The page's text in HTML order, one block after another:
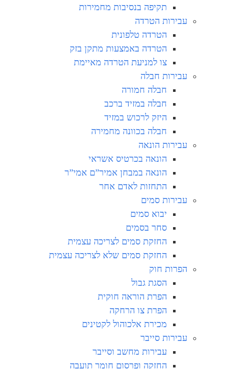
תקיפה בנסיבות מחמירות
עבירות הטרדה
הטרדה טלפונית
הטרדה באמצעות מתקן בזק
צו למניעת הטרדה מאיימת
עבירות חבלה
חבלה חמורה
חבלה במזיד ברכב
היזק לרכוש במזיד
חבלה בכוונה מחמירה
עבירות הונאה
הונאה בכרטיס אשראי
הונאה במבחן אמיר”ם אמי”ר
התחזות לאדם אחר
עבירות סמים
יבוא סמים
סחר בסמים
החזקת סמים לצריכה עצמית
החזקת סמים שלא לצריכה עצמית
הפרות חוק
הסגת גבול
הפרת הוראה חוקית
הפרת צו הרחקה
מכירת אלכוהול לקטינים
עבירות סייבר
עבירות מחשב וסייבר
החזקה ופרסום חומר תועבה